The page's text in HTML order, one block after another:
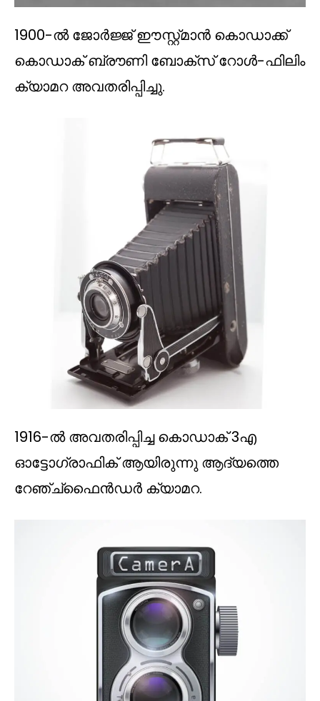
1900-ൽ ജോർജ്ജ് ഈസ്റ്റ്മാൻ കൊഡാക്ക്
കൊഡാക് ബ്രൗണി ബോക്സ് റോൾ-ഫിലിം
ക്യാമറ അവതരിപ്പിച്ചു.
1916-ൽ അവതരിപ്പിച്ച കൊഡാക് 3എ
ഓട്ടോഗ്രാഫിക് ആയിരുന്നു ആദ്യത്തെ
റേഞ്ച്ഫൈൻഡർ ക്യാമറ.